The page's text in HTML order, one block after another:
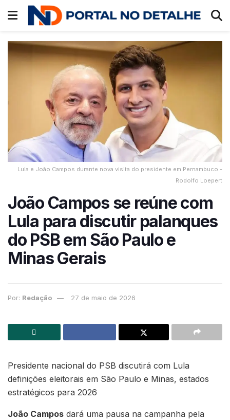
Lula e João Campos durante nova visita do presidente em Pernambuco -
Rodolfo Loepert
João Campos se reúne com
Lula para discutir palanques
do PSB em São Paulo e
Minas Gerais
Por: Redação 27 de maio de 2026
Presidente nacional do PSB discutirá com Lula
definições eleitorais em São Paulo e Minas, estados
estratégicos para 2026
João Campos dará uma pausa na campanha pela